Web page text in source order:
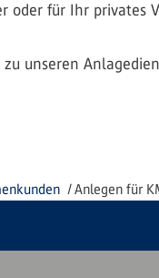
oder für Ihr privates
unseren
Anlegen für